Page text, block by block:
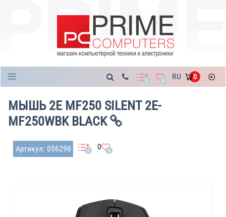
0 0 RU 0
МЫШЬ 2E MF250 SILENT 2E-
MF250WBK BLACK
Артикул: 056298 0 0 0